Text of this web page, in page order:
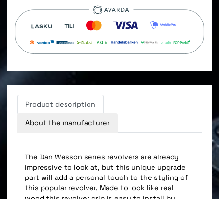
Product description
About the manufacturer
The Dan Wesson series revolvers are already
impressive to look at, but this unique upgrade
part will add a personal touch to the styling of
this popular revolver. Made to look like real